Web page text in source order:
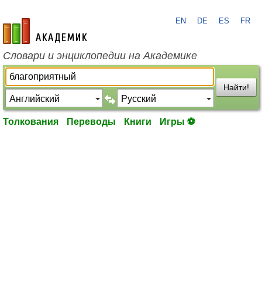
academic.ru
EN DE ES FR
Словари и энциклопедии на Академике
Найти!
Толкования Переводы Книги Игры ⚽